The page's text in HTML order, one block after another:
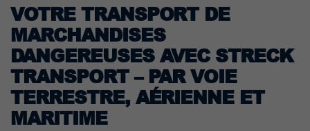
VOTRE TRANSPORT DE
MARCHANDISES
DANGEREUSES AVEC STRECK
TRANSPORT – PAR VOIE
TERRESTRE, AÉRIENNE ET
MARITIME